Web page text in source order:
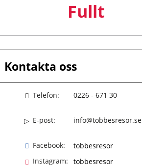
Fullt
Kontakta oss
Telefon: 0226 - 671 30
E-post: info@tobbesresor.se
Facebook:
tobbesresor
Instagram:
tobbesresor